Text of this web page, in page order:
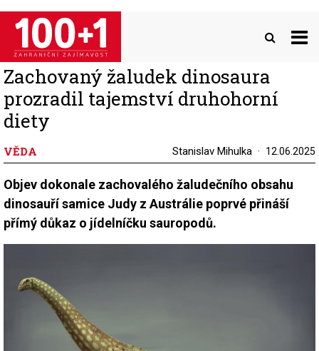
Přejít
hlavnímu
obsahu
Zachovaný žaludek dinosaura
prozradil tajemství druhohorní
diety
VĚDA Stanislav Mihulka 12.06.2025
Objev dokonale zachovalého žaludečního obsahu
dinosauří samice Judy z Austrálie poprvé přináší
přímý důkaz o jídelníčku sauropodů.